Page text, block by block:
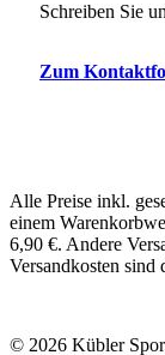
Schreiben Sie
Zum
Alle Preise inkl.
einem
6,90 €. Andere
Versandkosten sind
© 2026 Kübler